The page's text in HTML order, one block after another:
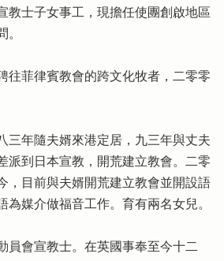
教士子女事工，現擔任使團創啟地區
。
往菲律賓教會的跨文化牧者，二零零
三年隨夫婿來港定居，九三年與丈夫
派到日本宣教，開荒建立教會。二零
，目前與夫婿開荒建立教會並開設語
為媒介做福音工作。育有兩名女兒。
員會宣教士。在英國事奉至今十二